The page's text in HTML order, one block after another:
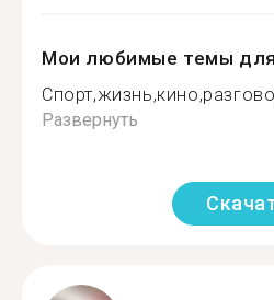
Мои любимые темы для
Развернуть